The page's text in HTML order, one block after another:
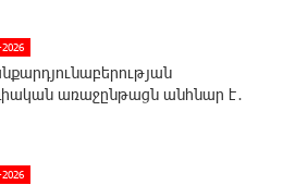
առաջընթացն անհնար է․